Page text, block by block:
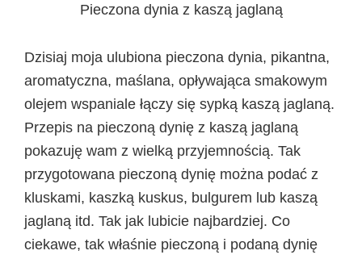
Pieczona dynia z kaszą jaglaną
Dzisiaj moja ulubiona pieczona dynia, pikantna,
aromatyczna, maślana, opływająca smakowym
olejem wspaniale łączy się sypką kaszą jaglaną.
Przepis na pieczoną dynię z kaszą jaglaną
pokazuję wam z wielką przyjemnością. Tak
przygotowana pieczoną dynię można podać z
kluskami, kaszką kuskus, bulgurem lub kaszą
jaglaną itd. Tak jak lubicie najbardziej. Co
ciekawe, tak właśnie pieczoną i podaną dynię